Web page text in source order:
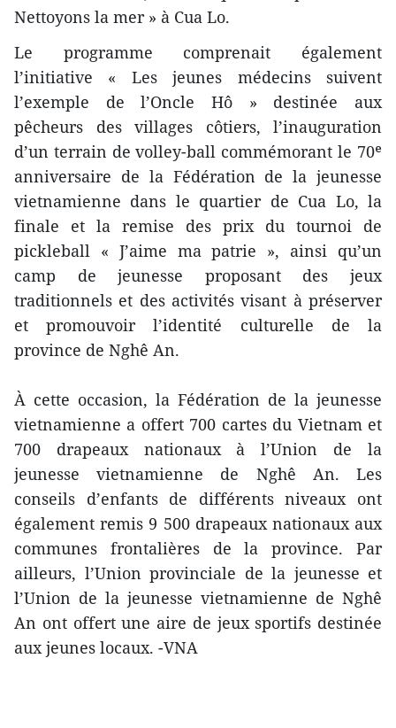
Nettoyons la mer » à Cua Lo.
Le programme comprenait également
l’initiative « Les jeunes médecins suivent
l’exemple de l’Oncle Hô » destinée aux
pêcheurs des villages côtiers, l’inauguration
d’un terrain de volley-ball commémorant le 70ᵉ
anniversaire de la Fédération de la jeunesse
vietnamienne dans le quartier de Cua Lo, la
finale et la remise des prix du tournoi de
pickleball « J’aime ma patrie », ainsi qu’un
camp de jeunesse proposant des jeux
traditionnels et des activités visant à préserver
et promouvoir l’identité culturelle de la
province de Nghê An.
À cette occasion, la Fédération de la jeunesse
vietnamienne a offert 700 cartes du Vietnam et
700 drapeaux nationaux à l’Union de la
jeunesse vietnamienne de Nghê An. Les
conseils d’enfants de différents niveaux ont
également remis 9 500 drapeaux nationaux aux
communes frontalières de la province. Par
ailleurs, l’Union provinciale de la jeunesse et
l’Union de la jeunesse vietnamienne de Nghê
An ont offert une aire de jeux sportifs destinée
aux jeunes locaux. -VNA